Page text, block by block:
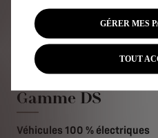
Abonnez-
Gamme DS
Véhicules 100 % électriques
GÉRER MES
TOUT